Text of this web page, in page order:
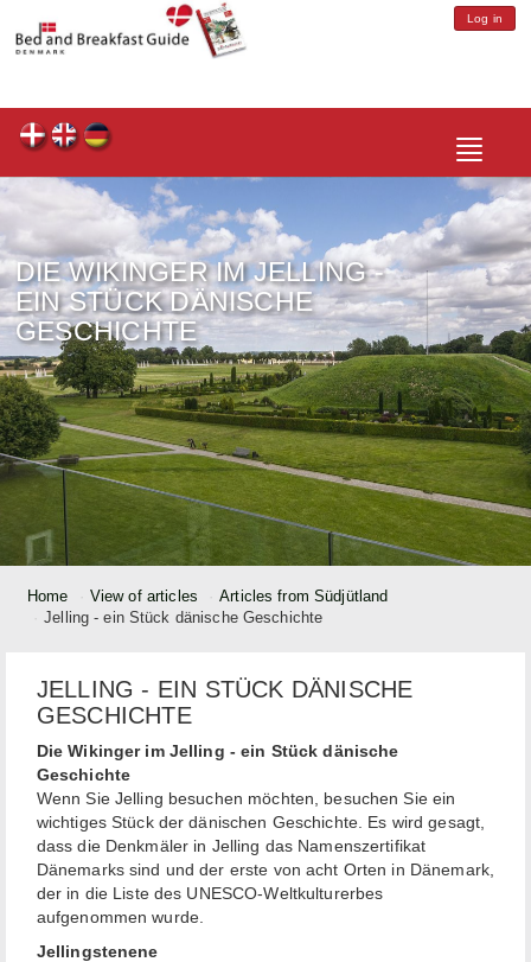
Log in
Toggle
DIE WIKINGER IM JELLING -
EIN STÜCK DÄNISCHE
GESCHICHTE
Home View of articles
Articles from Südjütland
Jelling - ein Stück dänische Geschichte
JELLING - EIN STÜCK DÄNISCHE
GESCHICHTE
Die Wikinger im Jelling - ein Stück dänische
Geschichte
Wenn Sie Jelling besuchen möchten, besuchen Sie ein
wichtiges Stück der dänischen Geschichte. Es wird gesagt,
dass die Denkmäler in Jelling das Namenszertifikat
Dänemarks sind und der erste von acht Orten in Dänemark,
der in die Liste des UNESCO-Weltkulturerbes
aufgenommen wurde.
Jellingstenene